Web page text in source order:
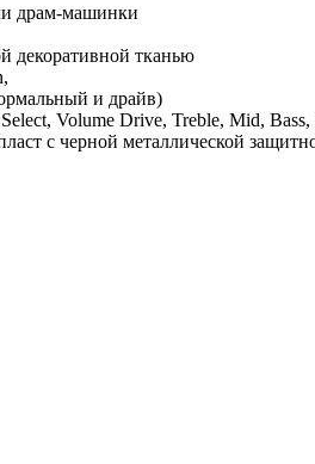
драм-машинки
декоративной тканью
и драйв)
Volume Drive, Treble, Mid, Bass,
с черной металлической